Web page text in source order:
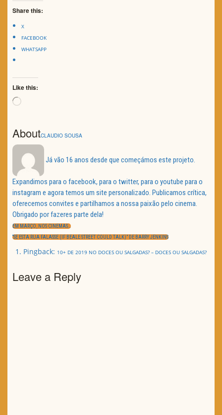
Share this:
X
FACEBOOK
WHATSAPP
Like this:
Loading…
AboutCLAUDIO SOUSA
Já vão 16 anos desde que começámos este projeto.
Expandimos para o facebook, para o twitter, para o youtube para o
instagram e agora temos um site personalizado. Publicamos crítica,
oferecemos convites e partilhamos a nossa paixão pelo cinema.
Obrigado por fazeres parte dela!
Navegação
de
artigos
PREVIOUS
EM MARÇO, NOS CINEMAS…
NEXT
“SE ESTA RUA FALASSE (IF BEALE STREET COULD TALK)” DE BARRY JENKINS
Pingback: 10+ DE 2019 NO DOCES OU SALGADAS? – DOCES OU SALGADAS?
Leave a Reply